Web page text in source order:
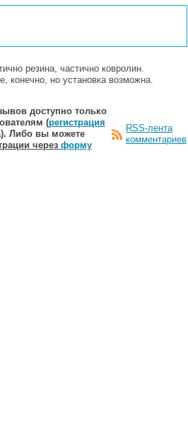
резина, частично ковролин.
конечно, но установка возможна.
доступно только
(регистрация
Либо вы можете
через форму
RSS-лента
комментариев